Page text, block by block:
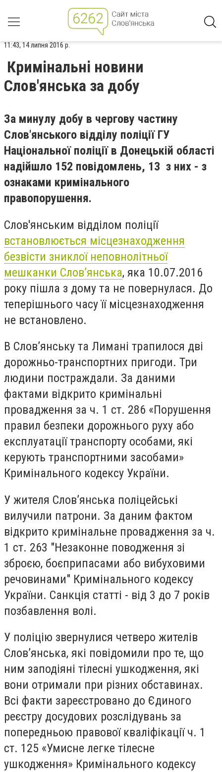
11:43, 14 липня 2016 р.
Кримінальні новини
Слов'янська за добу
За минулу добу в чергову частину
Слов'янського відділу поліції ГУ
Національної поліції в Донецькій області
надійшло 152 повідомлень, 13 з них - з
ознаками кримінального
правопорушення.
Слов'янським відділом поліції
встановлюється місцезнаходження
безвісти зниклої неповнолітньої
мешканки Слов’янська, яка 10.07.2016
року пішла з дому та не повернулася. До
теперішнього часу її місцезнаходження
не встановлено.
В Слов’янську та Лимані трапилося дві
дорожньо-транспортних пригоди. Три
людини постраждали. За даними
фактами відкрито кримінальні
провадження за ч. 1 ст. 286 «Порушення
правил безпеки дорожнього руху або
експлуатації транспорту особами, які
керують транспортними засобами»
Кримінального кодексу України.
У жителя Слов’янська поліцейські
вилучили патрони. За даним фактом
відкрито кримінальне провадження за ч.
1 ст. 263 "Незаконне поводження зі
зброєю, боєприпасами або вибуховими
речовинами" Кримінального кодексу
України. Санкція статті - від 3 до 7 років
позбавлення волі.
У поліцію звернулися четверо жителів
Слов’янська, які повідомили про те, що
ним заподіяні тілесні ушкодження, які
вони отримали при різних обставинах.
Всі факти зареєстровано до Єдиного
реєстру досудових розслідувань за
попередньою правової кваліфікації ч. 1
ст. 125 «Умисне легке тілесне
ушкодження» Кримінального кодексу